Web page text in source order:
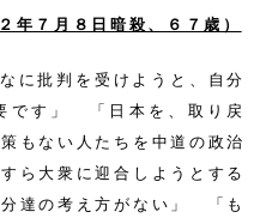
７月８日暗殺、６７歳）
に批判を受けようと、自分
です」 「日本を、取り戻
もない人たちを中道の政治
ら大衆に迎合しようとする
達の考え方がない」 「も